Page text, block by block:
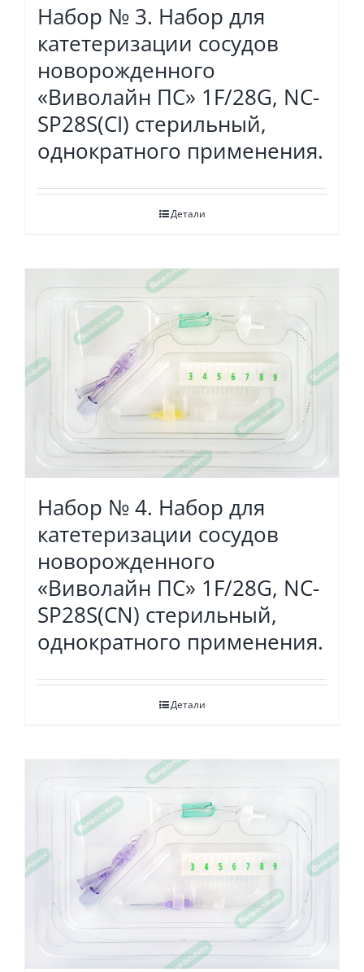
Набор № 3. Набор для
катетеризации сосудов
новорожденного
«Виволайн ПС» 1F/28G, NC-
SP28S(СI) стерильный,
однократного применения.
Детали
Набор № 4. Набор для
катетеризации сосудов
новорожденного
«Виволайн ПС» 1F/28G, NC-
SP28S(СN) стерильный,
однократного применения.
Детали